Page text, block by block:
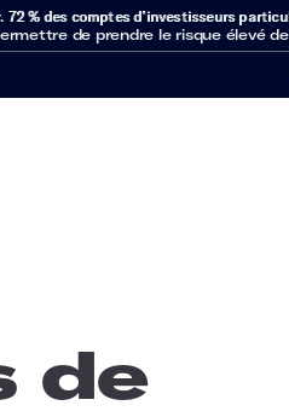
72 % des comptes d’investisseurs
de prendre le risque élevé
de